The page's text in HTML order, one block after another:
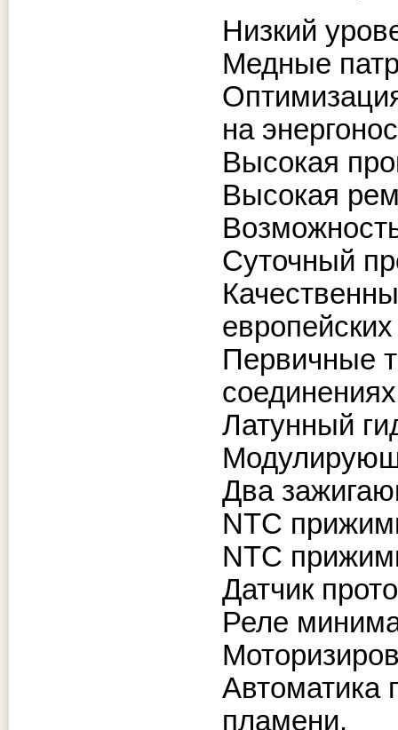
Низкий
Медные
на
Высокая
Высокая
Суточный
Первичные
соединениях
Латунный
Два
NTC
NTC
Датчик
Реле
Автоматика
пламени.